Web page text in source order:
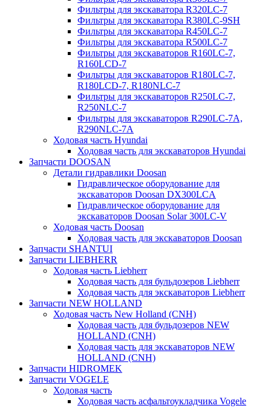
Фильтры для экскаватора R320LC-7
Фильтры для экскаватора R380LC-9SH
Фильтры для экскаватора R450LC-7
Фильтры для экскаватора R500LC-7
Фильтры для экскаваторов R160LC-7,
R160LCD-7
Фильтры для экскаваторов R180LC-7,
R180LCD-7, R180NLC-7
Фильтры для экскаваторов R250LC-7,
R250NLC-7
Фильтры для экскаваторов R290LC-7A,
R290NLC-7A
Ходовая часть Hyundai
Ходовая часть для экскаваторов Hyundai
Запчасти DOOSAN
Детали гидравлики Doosan
Гидравлическое оборудование для
экскаваторов Doosan DX300LCA
Гидравлическое оборудование для
экскаваторов Doosan Solar 300LC-V
Ходовая часть Doosan
Ходовая часть для экскаваторов Doosan
Запчасти SHANTUI
Запчасти LIEBHERR
Ходовая часть Liebherr
Ходовая часть для бульдозеров Liebherr
Ходовая часть для экскаваторов Liebherr
Запчасти NEW HOLLAND
Ходовая часть New Holland (CNH)
Ходовая часть для бульдозеров NEW
HOLLAND (CNH)
Ходовая часть для экскаваторов NEW
HOLLAND (CNH)
Запчасти HIDROMEK
Запчасти VOGELE
Ходовая часть
Ходовая часть асфальтоукладчика Vogele